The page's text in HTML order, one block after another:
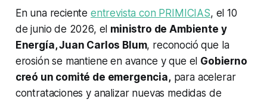
En una reciente entrevista con PRIMICIAS, el 10
de junio de 2026, el ministro de Ambiente y
Energía, Juan Carlos Blum, reconoció que la
erosión se mantiene en avance y que el Gobierno
creó un comité de emergencia,para acelerar
contrataciones y analizar nuevas medidas de